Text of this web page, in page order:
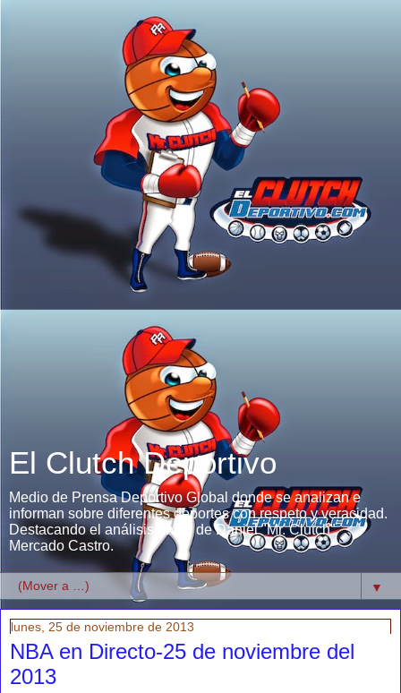
El Clutch Deportivo
Medio de Prensa Deportivo Global donde se analizan e
informan sobre diferentes deportes con respeto y veracidad.
Destacando el análisis único de Daniel "Mr. Clutch"
Mercado Castro.
▼
lunes, 25 de noviembre de 2013
NBA en Directo-25 de noviembre del
2013